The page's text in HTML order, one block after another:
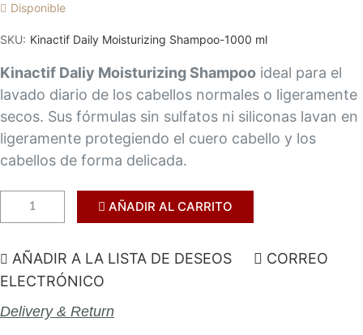
Disponible
SKU Kinactif Daily Moisturizing Shampoo-1000 ml
Kinactif Daliy Moisturizing Shampoo ideal para el
lavado diario de los cabellos normales o ligeramente
secos. Sus fórmulas sin sulfatos ni siliconas lavan en
ligeramente protegiendo el cuero cabello y los
cabellos de forma delicada.
AÑADIR AL CARRITO
AÑADIR A LA LISTA DE DESEOS
CORREO
ELECTRÓNICO
Delivery & Return